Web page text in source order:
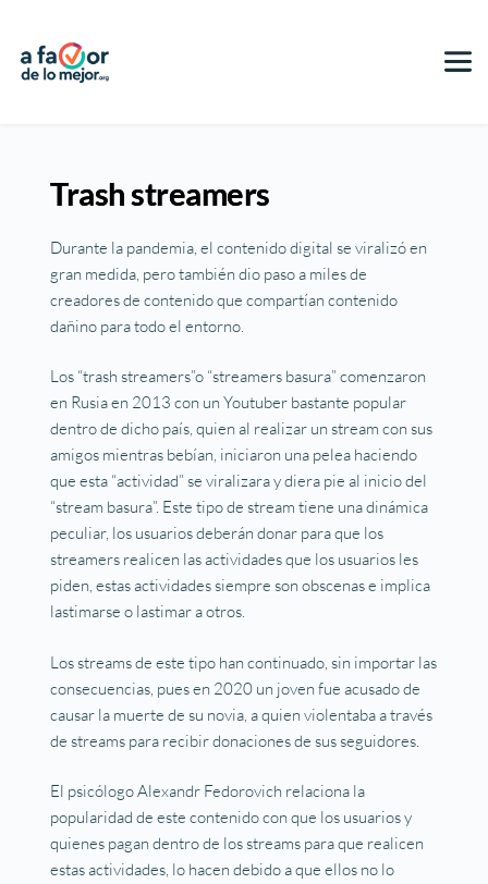
Trash streamers
Durante la pandemia, el contenido digital se viralizó en
gran medida, pero también dio paso a miles de
creadores de contenido que compartían contenido
dañino para todo el entorno.
Los “trash streamers”o “streamers basura” comenzaron
en Rusia en 2013 con un Youtuber bastante popular
dentro de dicho país, quien al realizar un stream con sus
amigos mientras bebían, iniciaron una pelea haciendo
que esta “actividad” se viralizara y diera pie al inicio del
“stream basura”. Este tipo de stream tiene una dinámica
peculiar, los usuarios deberán donar para que los
streamers realicen las actividades que los usuarios les
piden, estas actividades siempre son obscenas e implica
lastimarse o lastimar a otros.
Los streams de este tipo han continuado, sin importar las
consecuencias, pues en 2020 un joven fue acusado de
causar la muerte de su novia, a quien violentaba a través
de streams para recibir donaciones de sus seguidores.
El psicólogo Alexandr Fedorovich relaciona la
popularidad de este contenido con que los usuarios y
quienes pagan dentro de los streams para que realicen
estas actividades, lo hacen debido a que ellos no lo